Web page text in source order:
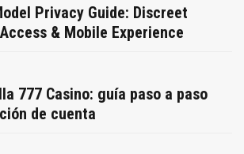
Privacy Guide: Discreet
& Mobile Experience
777 Casino: guía paso a paso
de cuenta